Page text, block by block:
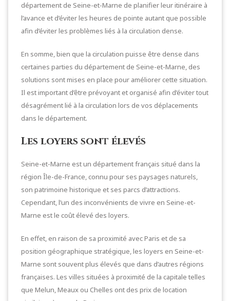
département de Seine-et-Marne de planifier leur itinéraire à
l’avance et d’éviter les heures de pointe autant que possible
afin d’éviter les problèmes liés à la circulation dense.
En somme, bien que la circulation puisse être dense dans
certaines parties du département de Seine-et-Marne, des
solutions sont mises en place pour améliorer cette situation.
Il est important d’être prévoyant et organisé afin d’éviter tout
désagrément lié à la circulation lors de vos déplacements
dans le département.
Les loyers sont élevés
Seine-et-Marne est un département français situé dans la
région Île-de-France, connu pour ses paysages naturels,
son patrimoine historique et ses parcs d’attractions.
Cependant, l’un des inconvénients de vivre en Seine-et-
Marne est le coût élevé des loyers.
En effet, en raison de sa proximité avec Paris et de sa
position géographique stratégique, les loyers en Seine-et-
Marne sont souvent plus élevés que dans d’autres régions
françaises. Les villes situées à proximité de la capitale telles
que Melun, Meaux ou Chelles ont des prix de location